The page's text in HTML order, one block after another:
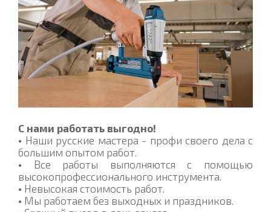
С нами работать выгодно!
• Наши русские мастера - профи своего дела с
большим опытом работ.
• Все работы выполняются с помощью
высокопрофессионального инструмента.
• Невысокая стоимость работ.
• Мы работаем без выходных и праздников.